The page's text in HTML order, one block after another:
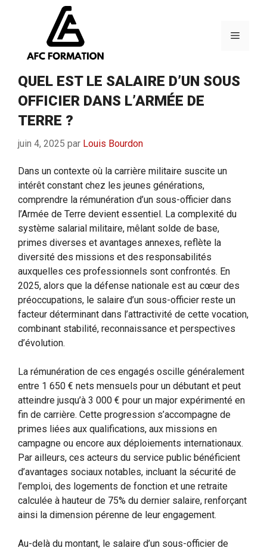
Menu
QUEL EST LE SALAIRE D’UN SOUS
OFFICIER DANS L’ARMÉE DE
TERRE ?
juin 4, 2025 par Louis Bourdon
Dans un contexte où la carrière militaire suscite un
intérêt constant chez les jeunes générations,
comprendre la rémunération d’un sous-officier dans
l’Armée de Terre devient essentiel. La complexité du
système salarial militaire, mêlant solde de base,
primes diverses et avantages annexes, reflète la
diversité des missions et des responsabilités
auxquelles ces professionnels sont confrontés. En
2025, alors que la défense nationale est au cœur des
préoccupations, le salaire d’un sous-officier reste un
facteur déterminant dans l’attractivité de cette vocation,
combinant stabilité, reconnaissance et perspectives
d’évolution.
La rémunération de ces engagés oscille généralement
entre 1 650 € nets mensuels pour un débutant et peut
atteindre jusqu’à 3 000 € pour un major expérimenté en
fin de carrière. Cette progression s’accompagne de
primes liées aux qualifications, aux missions en
campagne ou encore aux déploiements internationaux.
Par ailleurs, ces acteurs du service public bénéficient
d’avantages sociaux notables, incluant la sécurité de
l’emploi, des logements de fonction et une retraite
calculée à hauteur de 75% du dernier salaire, renforçant
ainsi la dimension pérenne de leur engagement.
Au-delà du montant, le salaire d’un sous-officier de